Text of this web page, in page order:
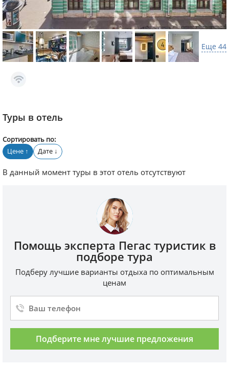
Еще 44
Туры в отель
Сортировать по:
Цене ↑ Дате ↓
В данный момент туры в этот отель отсутствуют
Помощь эксперта Пегас туристик в
подборе тура
Подберу лучшие варианты отдыха по оптимальным
ценам
Подберите мне лучшие предложения